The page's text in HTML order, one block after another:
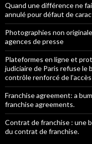
Quand une différence ne
annulé pour défaut de
Photographies non
agences de presse
Plateformes en ligne et
judiciaire de Paris refuse le
contrôle renforcé de
Franchise agreement: a
franchise agreements.
Contrat de franchise : une
du contrat de franchise.